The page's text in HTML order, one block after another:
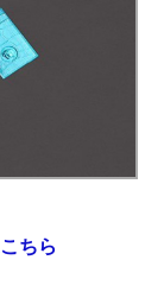
バイマの疑問に現役パーソナルショッパーが答えてみた
こちら